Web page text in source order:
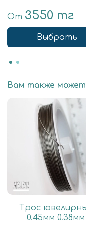
От 3550 тг
Выбрать
Вам также может
Трос
0.45мм 0.38мм